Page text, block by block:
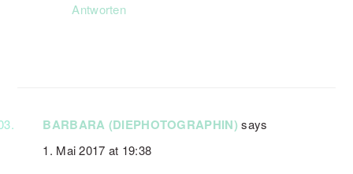
Antworten
BARBARA (DIEPHOTOGRAPHIN) says
1. Mai 2017 at 19:38